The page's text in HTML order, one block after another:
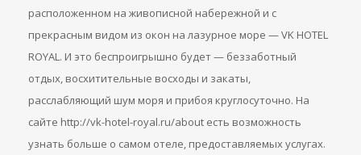
расположенном на живописной набережной и с
прекрасным видом из окон на лазурное море — VK HOTEL
ROYAL. И это беспроигрышно будет — беззаботный
отдых, восхитительные восходы и закаты,
расслабляющий шум моря и прибоя круглосуточно. На
сайте http://vk-hotel-royal.ru/about есть возможность
узнать больше о самом отеле, предоставляемых услугах.